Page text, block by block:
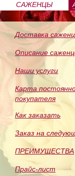
САЖЕНЦЫ
ПИТОМНИКА
Доставка
Описание
Наши услуги
Карта
покупателя
Как заказать
Заказ на
ПРЕИМУЩЕСТВА
Прайс-лист